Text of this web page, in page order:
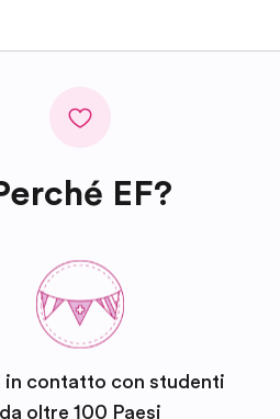
EF?
contatto con studenti
da oltre 100 Paesi